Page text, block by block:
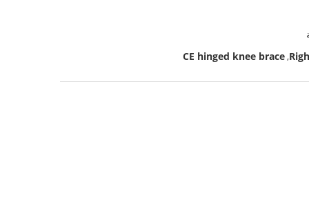
,
CE hinged knee brace